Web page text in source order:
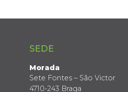
SEDE
Morada
Sete Fontes – São Victor
4710-243 Braga